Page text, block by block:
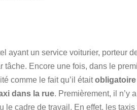
ayant un service voiturier, porteur
tâche. Encore une fois, dans le
comme le fait qu’il était
dans la rue. Premièrement, il n’y
le cadre de travail. En effet, les